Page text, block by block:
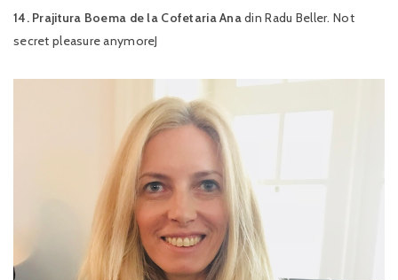
14. Prajitura Boema de la Cofetaria Anadin Radu Beller. Not
secret pleasure anymoreJ